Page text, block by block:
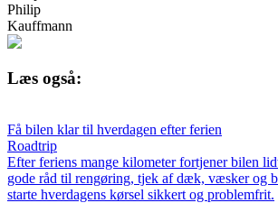
Philip
Kauffmann
Læs også:
Få bilen klar til hverdagen efter ferien
Roadtrip
Efter feriens mange kilometer fortjener bilen
gode råd til rengøring, tjek af dæk, væsker og
starte hverdagens kørsel sikkert og problemfrit.